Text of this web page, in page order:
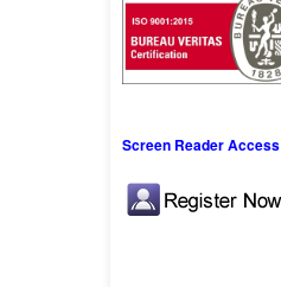
Screen Reader Access